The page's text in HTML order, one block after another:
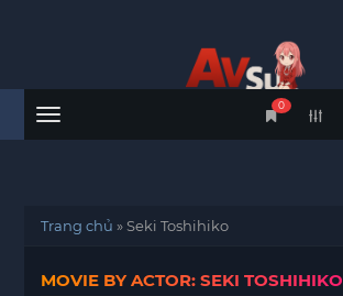
Menu
0
Trang chủ »Seki Toshihiko
MOVIE BY ACTOR: SEKI TOSHIHIKO